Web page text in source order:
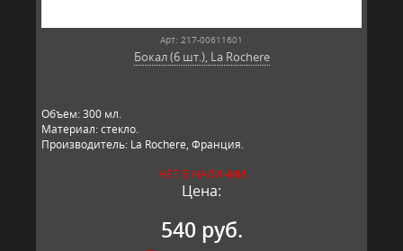
Арт: 217-00611601
Бокал (6 шт.), La Rochere
Объем: 300 мл.
Материал: стекло.
Производитель: La Rochere, Франция.
НЕТ В НАЛИЧИИ
Цена:
540 руб.